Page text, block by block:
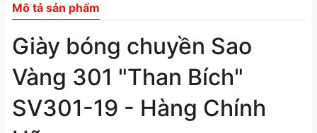
Mô tả sản phẩm
Giày bóng chuyền Sao
Vàng 301 "Than Bích"
SV301-19 - Hàng Chính